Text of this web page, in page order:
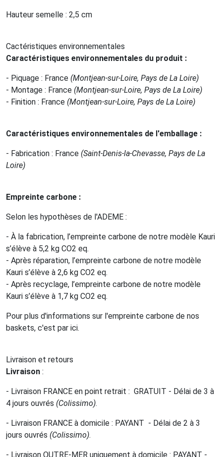
Hauteur semelle : 2,5 cm
Cactéristiques environnementales
Caractéristiques environnementales du produit :
- Piquage : France (Montjean-sur-Loire, Pays de La Loire)
- Montage : France (Montjean-sur-Loire, Pays de La Loire)
- Finition : France (Montjean-sur-Loire, Pays de La Loire)
Caractéristiques environnementales de l'emballage :
- Fabrication : France (Saint-Denis-la-Chevasse, Pays de La
Loire)
Empreinte carbone :
Selon les hypothèses de l'ADEME :
- À la fabrication, l’empreinte carbone de notre modèle Kauri
s’élève à 5,2 kg CO2 eq.
- Après réparation, l’empreinte carbone de notre modèle
Kauri s’élève à 2,6 kg CO2 eq.
- Après recyclage, l’empreinte carbone de notre modèle
Kauri s’élève à 1,7 kg CO2 eq.
Pour plus d'informations sur l'empreinte carbone de nos
baskets, c'est par ici.
Livraison et retours
Livraison :
- Livraison FRANCE en point retrait : GRATUIT - Délai de 3 à
4 jours ouvrés (Colissimo).
- Livraison FRANCE à domicile : PAYANT - Délai de 2 à 3
jours ouvrés (Colissimo).
- Livraison OUTRE-MER uniquement à domicile : PAYANT -